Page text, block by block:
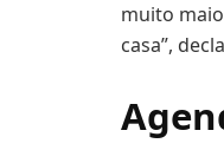
muito
casa”,